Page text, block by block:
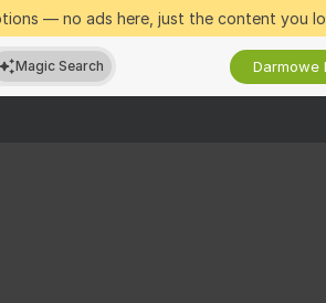
— no ads here, just the content you
Magic Search Darmowe